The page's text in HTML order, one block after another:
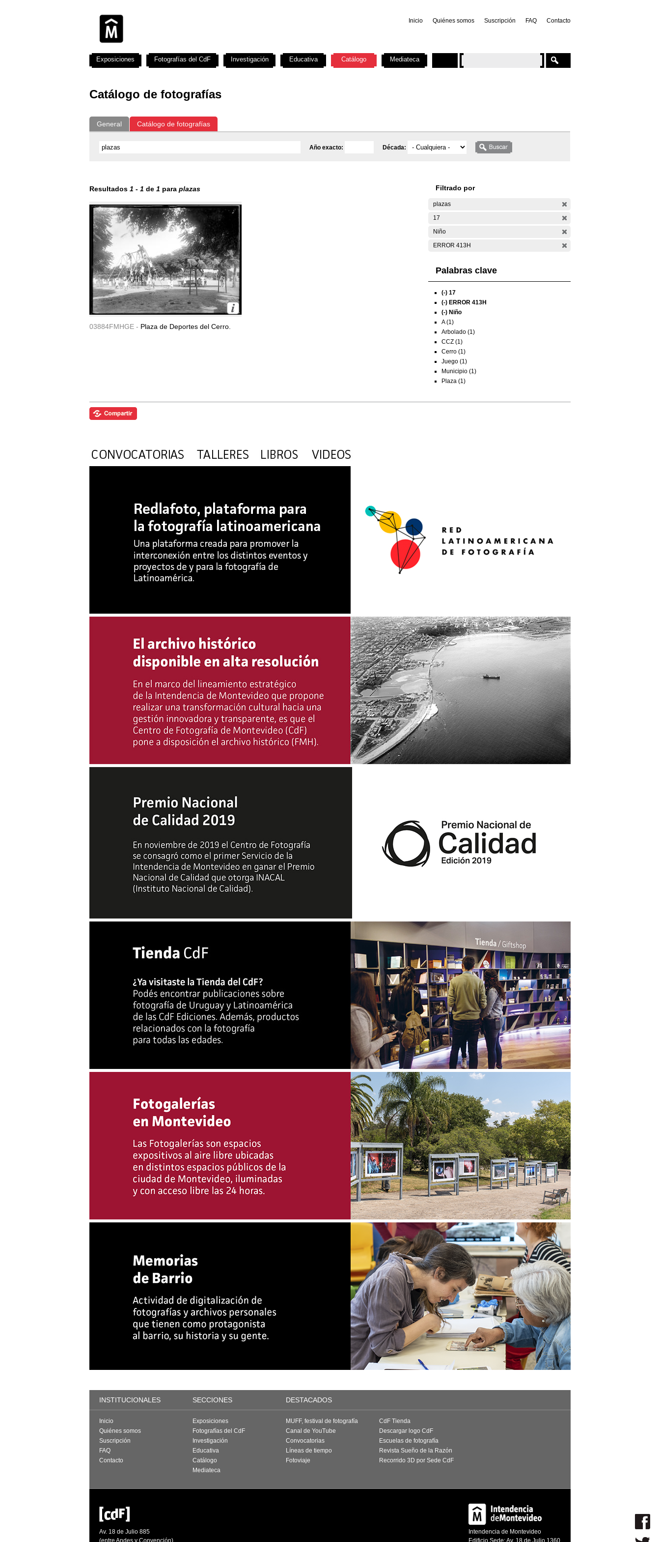
Inicio Quiénes somos Suscripción FAQ Contacto
Catálogo de fotografías
General Catálogo de fotografías
Año exacto: Década:
Resultados 1 - 1 de 1 para plazas
03884FMHGE - Plaza de Deportes del Cerro.
Filtrado por
plazas
17
Niño
ERROR 413H
Palabras clave
(-) 17
(-) ERROR 413H
(-) Niño
A (1)
Arbolado (1)
CCZ (1)
Cerro (1)
Juego (1)
Municipio (1)
Plaza (1)
Exposiciones Fotografías del CdF Investigación Educativa Catálogo Mediateca
INSTITUCIONALES SECCIONES DESTACADOS
Inicio
Quiénes somos
Suscripción
FAQ
Contacto
Exposiciones
Fotografías del CdF
Investigación
Educativa
Catálogo
Mediateca
MUFF, festival de fotografía
Canal de YouTube
Convocatorias
Líneas de tiempo
Fotoviaje
CdF Tienda
Descargar logo CdF
Escuelas de fotografía
Revista Sueño de la Razón
Recorrido 3D por Sede CdF
Av. 18 de Julio 885
(entre Andes y Convención)
Intendencia de Montevideo
Edificio Sede: Av. 18 de Julio 1360